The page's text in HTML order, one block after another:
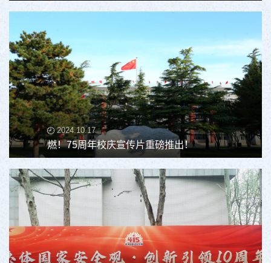
2024.10.17
燃！75周年校庆宣传片重磅推出！